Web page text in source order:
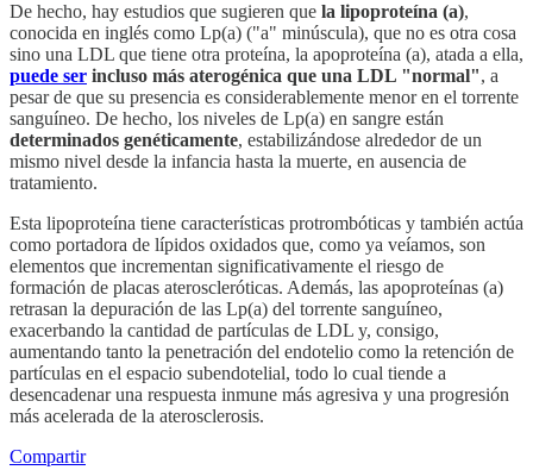
De hecho, hay estudios que sugieren que la lipoproteína (a),
conocida en inglés como Lp(a) ("a" minúscula), que no es otra cosa
sino una LDL que tiene otra proteína, la apoproteína (a), atada a ella,
puede ser incluso más aterogénica que una LDL "normal", a
pesar de que su presencia es considerablemente menor en el torrente
sanguíneo. De hecho, los niveles de Lp(a) en sangre están
determinados genéticamente, estabilizándose alrededor de un
mismo nivel desde la infancia hasta la muerte, en ausencia de
tratamiento.
Esta lipoproteína tiene características protrombóticas y también actúa
como portadora de lípidos oxidados que, como ya veíamos, son
elementos que incrementan significativamente el riesgo de
formación de placas ateroscleróticas. Además, las apoproteínas (a)
retrasan la depuración de las Lp(a) del torrente sanguíneo,
exacerbando la cantidad de partículas de LDL y, consigo,
aumentando tanto la penetración del endotelio como la retención de
partículas en el espacio subendotelial, todo lo cual tiende a
desencadenar una respuesta inmune más agresiva y una progresión
más acelerada de la aterosclerosis.
Compartir